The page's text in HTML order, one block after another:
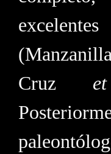
Cruz